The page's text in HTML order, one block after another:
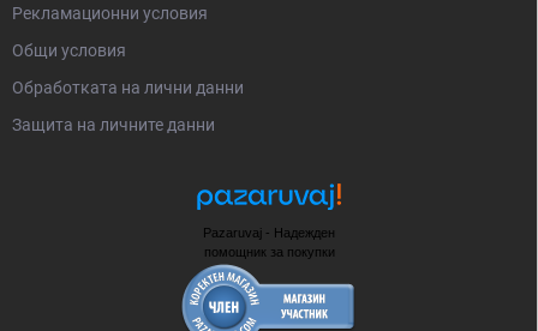
Рекламационни условия
Общи условия
Oбработката на лични данни
Защита на личните данни
Pazaruvaj - Надежден
помощник за покупки